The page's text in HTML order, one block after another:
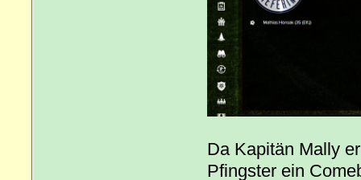
Da Kapitän Mally
Pfingster ein